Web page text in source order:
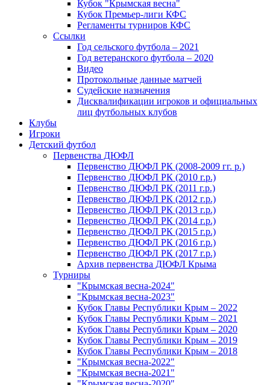
Кубок "Крымская весна"
Кубок Премьер-лиги КФС
Регламенты турниров КФС
Ссылки
Год сельского футбола – 2021
Год ветеранского футбола – 2020
Видео
Протокольные данные матчей
Судейские назначения
Дисквалификации игроков и официальных
лиц футбольных клубов
Клубы
Игроки
Детский футбол
Первенства ДЮФЛ
Первенство ДЮФЛ РК (2008-2009 гг. р.)
Первенство ДЮФЛ РК (2010 г.р.)
Первенство ДЮФЛ РК (2011 г.р.)
Первенство ДЮФЛ РК (2012 г.р.)
Первенство ДЮФЛ РК (2013 г.р.)
Первенство ДЮФЛ РК (2014 г.р.)
Первенство ДЮФЛ РК (2015 г.р.)
Первенство ДЮФЛ РК (2016 г.р.)
Первенство ДЮФЛ РК (2017 г.р.)
Архив первенства ДЮФЛ Крыма
Турниры
"Крымская весна-2024"
"Крымская весна-2023"
Кубок Главы Республики Крым – 2022
Кубок Главы Республики Крым – 2021
Кубок Главы Республики Крым – 2020
Кубок Главы Республики Крым – 2019
Кубок Главы Республики Крым – 2018
"Крымская весна-2022"
"Крымская весна-2021"